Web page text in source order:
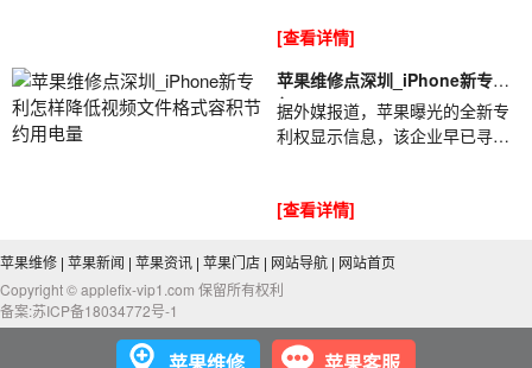
维修点_终于明白...
[查看详情]
苹果维修点深圳_iPhone新专利
怎
据外媒报道，苹果曝光的全新专
利权显示信息，该企业早已寻找
怎样降低视频...
[查看详情]
苹果维修 | 苹果新闻 | 苹果资讯 | 苹果门店 | 网站导航 | 网站首页
Copyright © applefix-vip1.com 保留所有权利
备案:苏ICP备18034772号-1